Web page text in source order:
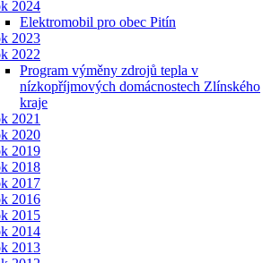
2024
Elektromobil pro obec Pitín
2023
2022
Program výměny zdrojů tepla v
nízkopříjmových domácnostech Zlínského
kraje
2021
2020
2019
2018
2017
2016
2015
2014
2013